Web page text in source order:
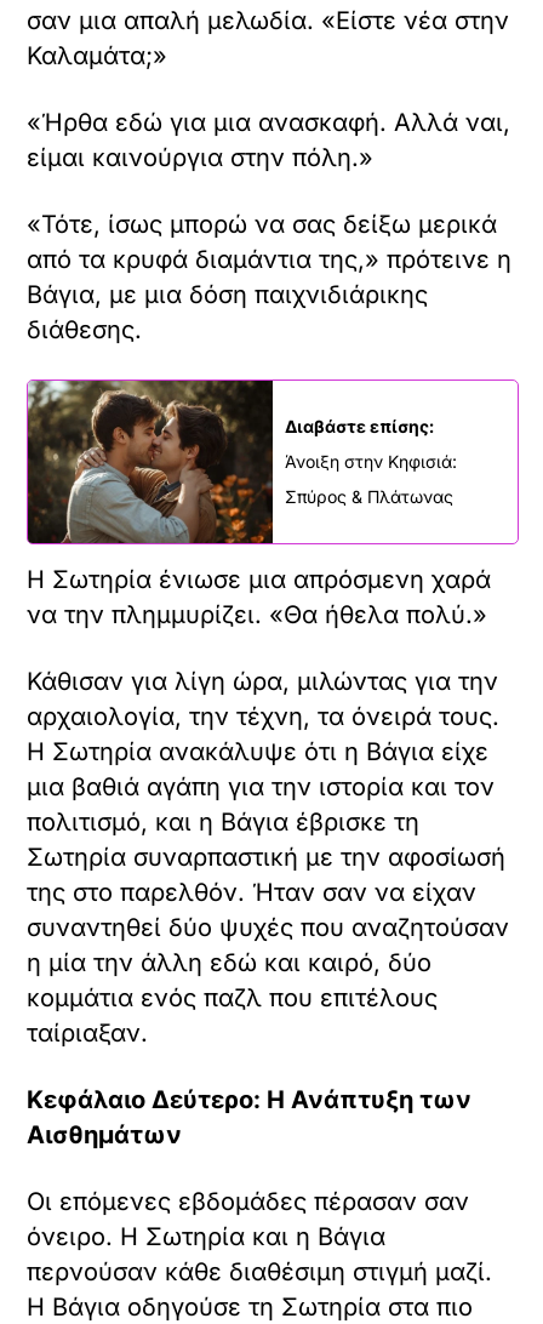
σαν μια απαλή μελωδία. «Είστε νέα στην
Καλαμάτα;»
«Ήρθα εδώ για μια ανασκαφή. Αλλά ναι,
είμαι καινούργια στην πόλη.»
«Τότε, ίσως μπορώ να σας δείξω μερικά
από τα κρυφά διαμάντια της,» πρότεινε η
Βάγια, με μια δόση παιχνιδιάρικης
διάθεσης.
Διαβάστε επίσης:
Άνοιξη στην Κηφισιά:
Σπύρος & Πλάτωνας
Η Σωτηρία ένιωσε μια απρόσμενη χαρά
να την πλημμυρίζει. «Θα ήθελα πολύ.»
Κάθισαν για λίγη ώρα, μιλώντας για την
αρχαιολογία, την τέχνη, τα όνειρά τους.
Η Σωτηρία ανακάλυψε ότι η Βάγια είχε
μια βαθιά αγάπη για την ιστορία και τον
πολιτισμό, και η Βάγια έβρισκε τη
Σωτηρία συναρπαστική με την αφοσίωσή
της στο παρελθόν. Ήταν σαν να είχαν
συναντηθεί δύο ψυχές που αναζητούσαν
η μία την άλλη εδώ και καιρό, δύο
κομμάτια ενός παζλ που επιτέλους
ταίριαξαν.
Κεφάλαιο Δεύτερο: Η Ανάπτυξη των
Αισθημάτων
Οι επόμενες εβδομάδες πέρασαν σαν
όνειρο. Η Σωτηρία και η Βάγια
περνούσαν κάθε διαθέσιμη στιγμή μαζί.
Η Βάγια οδηγούσε τη Σωτηρία στα πιο